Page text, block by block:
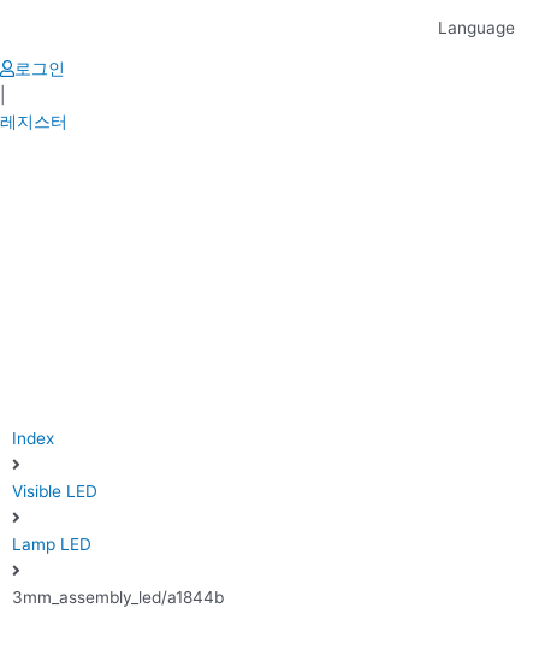
content
Language
로그인
레지스터
Index
Visible LED
Lamp LED
3mm_assembly_led/a1844b